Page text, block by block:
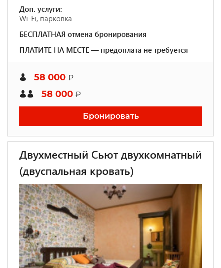
Доп. услуги:
Wi-Fi, парковка
БЕСПЛАТНАЯ отмена бронирования
ПЛАТИТЕ НА МЕСТЕ — предоплата не требуется
58 000 ₽
58 000 ₽
Бронировать
Двухместный Сьют двухкомнатный
(двуспальная кровать)